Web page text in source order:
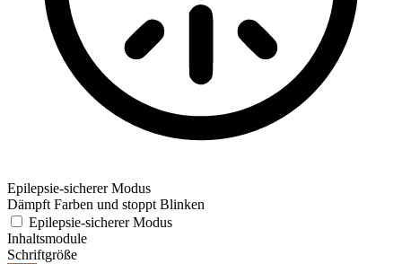
Epilepsie-sicherer Modus
Dämpft Farben und stoppt Blinken
Epilepsie-sicherer Modus
Inhaltsmodule
Schriftgröße